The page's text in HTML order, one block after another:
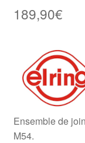
189,90€
Ensemble de
M54.